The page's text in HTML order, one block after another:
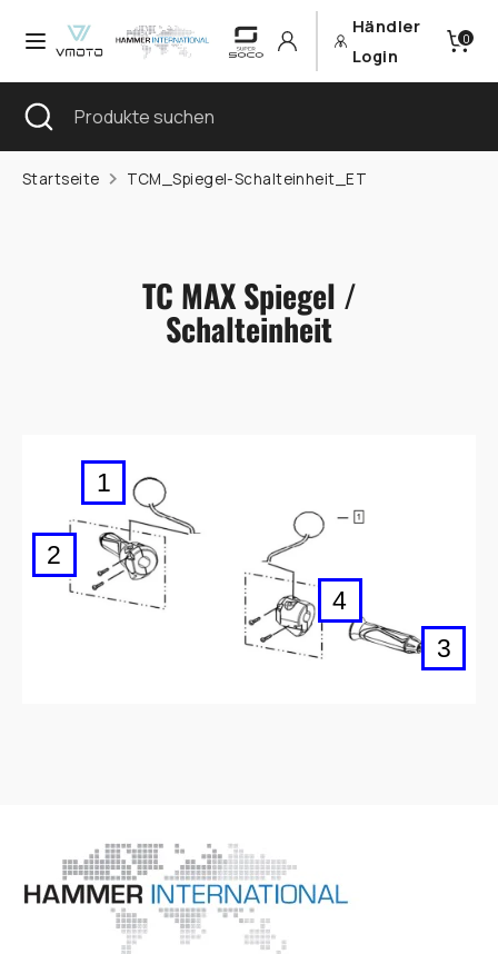
zum
Händler
Login
0
Währung
Deutschland (EUR €)
Sprache
Deutsch
SuchenProdukte
SuchenProdukte
Suche
schließen
Startseite TCM_Spiegel-Schalteinheit_ET
TC MAX Spiegel /
Schalteinheit